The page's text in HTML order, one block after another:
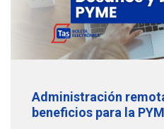
Administración
beneficios para la